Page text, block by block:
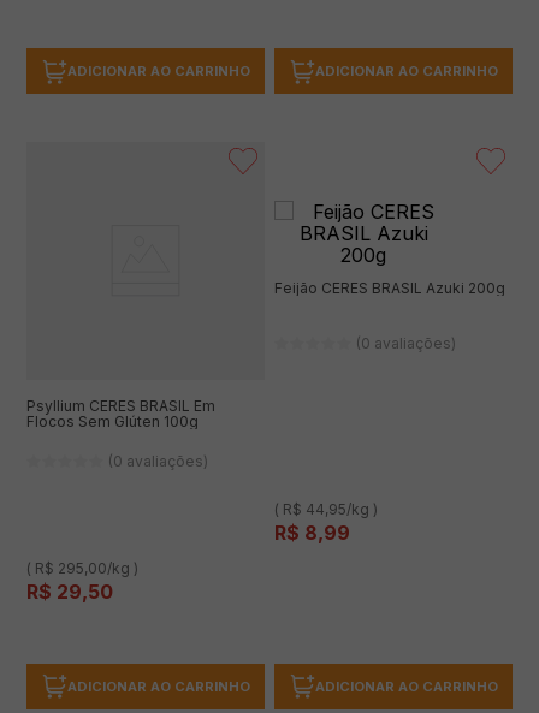
ADICIONAR AO CARRINHO ADICIONAR AO CARRINHO
Psyllium CERES BRASIL Em
Flocos Sem Glúten 100g
(0 avaliações)
( R$ 295,00/kg )
R$ 29,50
ADICIONAR AO CARRINHO
Feijão CERES BRASIL Azuki 200g
(0 avaliações)
( R$ 44,95/kg )
R$ 8,99
ADICIONAR AO CARRINHO